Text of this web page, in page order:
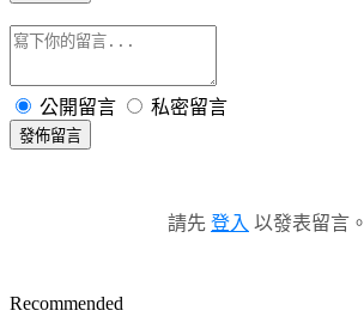
公開留言 私密留言
發佈留言
請先 登入 以發表留言。
Recommended